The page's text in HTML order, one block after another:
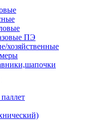
ПЭ
хозяйственные